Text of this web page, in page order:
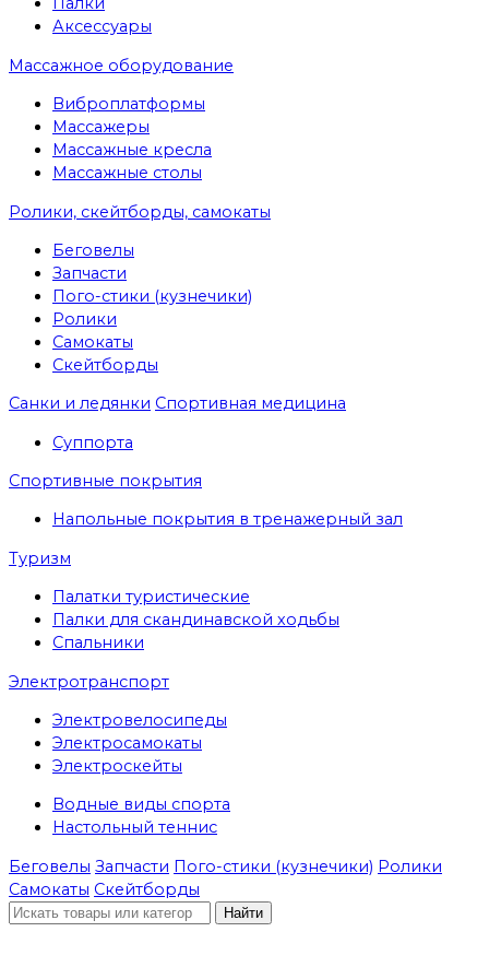
Аксессуары
Массажное оборудование
Виброплатформы
Массажеры
Массажные кресла
Массажные столы
Ролики, скейтборды, самокаты
Беговелы
Запчасти
Пого-стики (кузнечики)
Ролики
Самокаты
Скейтборды
Санки и ледянки Спортивная медицина
Суппорта
Спортивные покрытия
Напольные покрытия в тренажерный зал
Туризм
Палатки туристические
Палки для скандинавской ходьбы
Спальники
Электротранспорт
Электровелосипеды
Электросамокаты
Электроскейты
Водные виды спорта
Настольный теннис
Беговелы Запчасти Пого-стики (кузнечики) Ролики
Самокаты Скейтборды
Найти